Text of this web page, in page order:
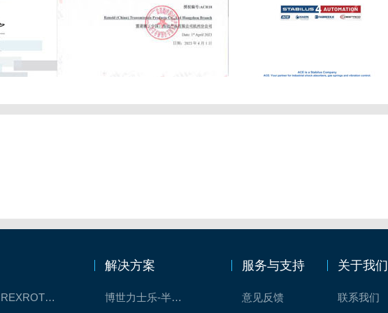
REXROTH/力士乐线性产品
解决方案
博世力士乐-半导体工业的自动控制解决方案
服务与支持
意见反馈
关于我们
联系我们